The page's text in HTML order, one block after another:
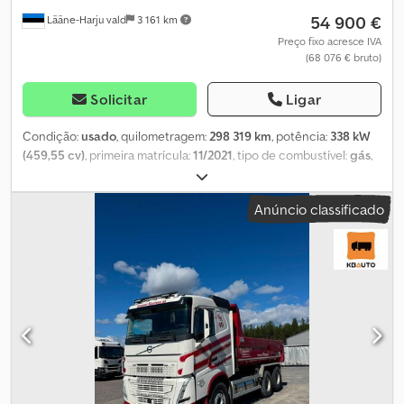
Lääne-Harju vald 3 161 km 54 900 €
Preço fixo acresce IVA
(68 076 € bruto)
Solicitar Ligar
Condição:usado, quilometragem:298 319 km, potência: 338 kW
(459,55 cv), primeira matrícula:11/2021, tipo de combustível:gás,
, distância entre eixos:
combustível:gás de petróleo liquefeito (GPL), cabina do
, tipo de engrenagem:automático,
, comprimento total:
, comprimento do espaço de
4 980 mm, largura do espaço de carga:
, altura
do espaço de carga: 910 mm, Ano de fabrico:2021
aquecedor de assento, aquecedor estacionário, ar
condicionado, computador de bordo, controlo de velocidade
de cruzeiro, espelho retrovisor elétrico, fecho centralizado,
regulação eléctrica dos vidros, = Opções e acessórios adicionais
= - Volante ajustável - Ar condicionado - Suspensão pneumática
Anúncio classificado